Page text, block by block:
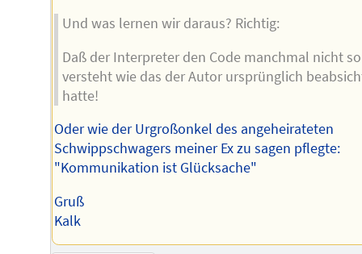
Und was lernen wir daraus? Richtig:
Daß der Interpreter den Code manchmal nicht so
versteht wie das der Autor ursprünglich
hatte!
Oder wie der Urgroßonkel des angeheirateten
Schwippschwagers meiner Ex zu sagen pflegte:
"Kommunikation ist Glücksache"
Gruß
Kalk